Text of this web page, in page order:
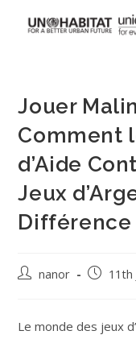
Jouer
Comment
d’Aide
Jeux
Différence
nanor 11th
Le monde des jeux